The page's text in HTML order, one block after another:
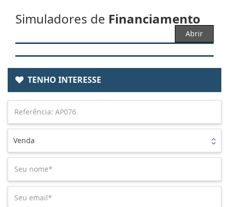
Simuladores de Financiamento
Abrir
TENHO INTERESSE
Venda